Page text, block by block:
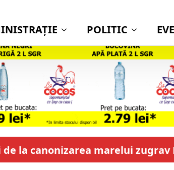
la canonizarea marelui